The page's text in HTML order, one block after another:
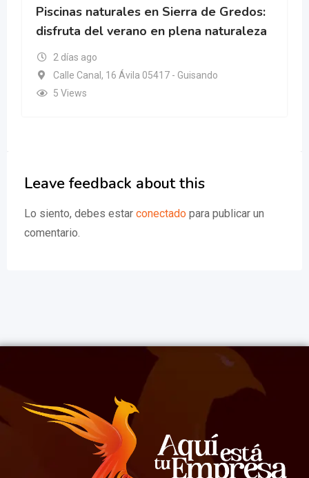
Piscinas naturales en Sierra de Gredos:
disfruta del verano en plena naturaleza
2 días ago
Calle Canal, 16 Ávila 05417 - Guisando
5 Views
Leave feedback about this
Lo siento, debes estar conectado para publicar un
comentario.